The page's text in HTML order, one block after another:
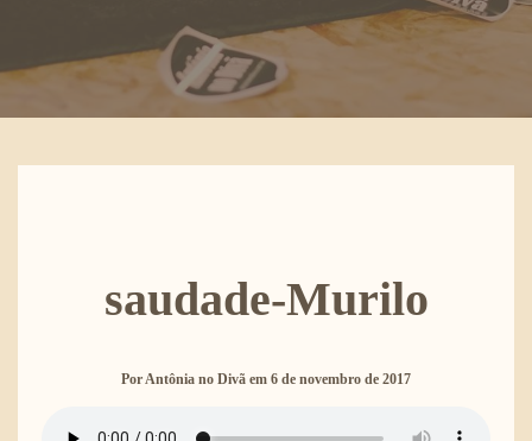
saudade-Murilo
PorAntônia no Divã em 6 de novembro de 2017